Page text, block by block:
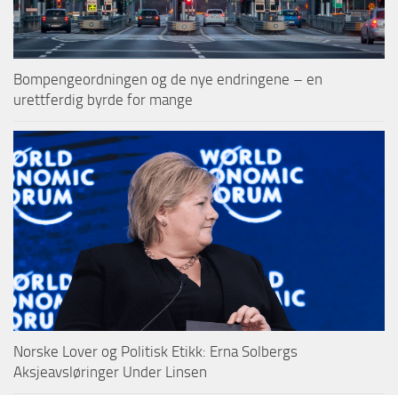
Bompengeordningen og de nye endringene – en
urettferdig byrde for mange
Norske Lover og Politisk Etikk: Erna Solbergs
Aksjeavsløringer Under Linsen